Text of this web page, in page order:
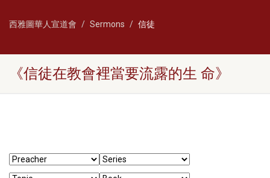
西雅圖華人宣道會 Sermons 信徒
《信徒在教會裡當要流露的生 命》